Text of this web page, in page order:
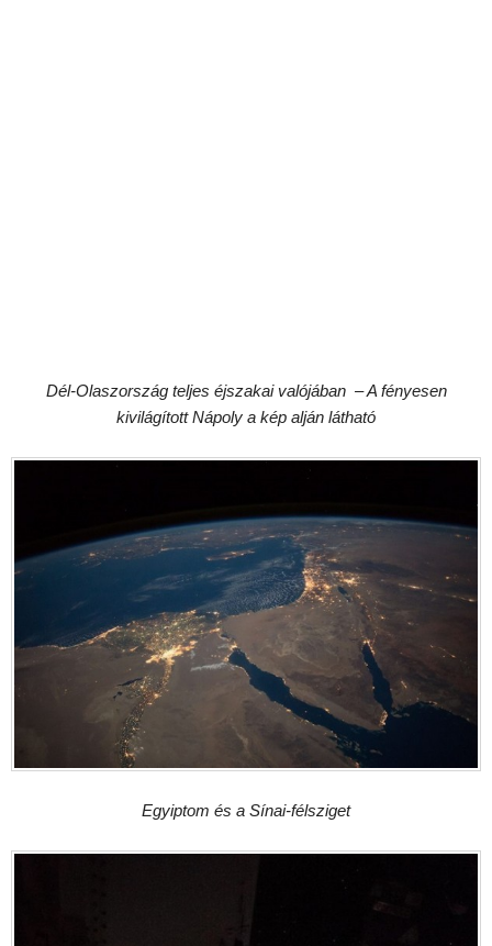
Dél-Olaszország teljes éjszakai valójában – A fényesen
kivilágított Nápoly a kép alján látható
Egyiptom és a Sínai-félsziget